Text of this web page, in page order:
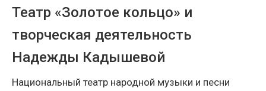
Театр «Золотое кольцо» и
творческая деятельность
Надежды Кадышевой
Национальный театр народной музыки и песни